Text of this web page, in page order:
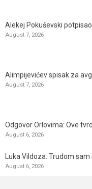
Alekej Pokuševski
August 7, 2026
Alimpijevićev spisak za
August 7, 2026
Odgovor Orlovima: ​Ove
August 6, 2026
Luka Vildoza: Trudom
August 6, 2026